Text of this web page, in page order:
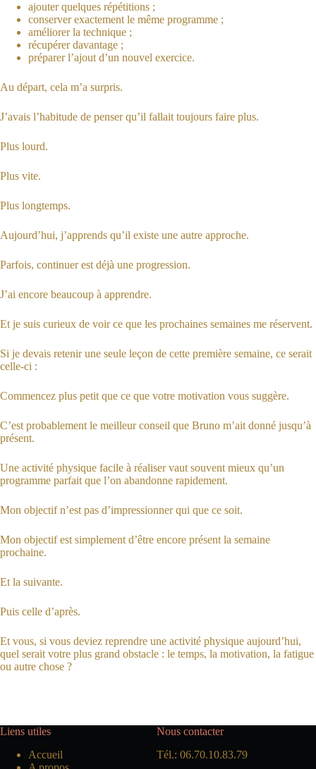
ajouter quelques répétitions ;
conserver exactement le même programme ;
améliorer la technique ;
récupérer davantage ;
préparer l’ajout d’un nouvel exercice.
Au départ, cela m’a surpris.
J’avais l’habitude de penser qu’il fallait toujours faire plus.
Plus lourd.
Plus vite.
Plus longtemps.
Aujourd’hui, j’apprends qu’il existe une autre approche.
Parfois, continuer est déjà une progression.
J’ai encore beaucoup à apprendre.
Et je suis curieux de voir ce que les prochaines semaines me réservent.
Si je devais retenir une seule leçon de cette première semaine, ce serait
celle-ci :
Commencez plus petit que ce que votre motivation vous suggère.
C’est probablement le meilleur conseil que Bruno m’ait donné jusqu’à
présent.
Une activité physique facile à réaliser vaut souvent mieux qu’un
programme parfait que l’on abandonne rapidement.
Mon objectif n’est pas d’impressionner qui que ce soit.
Mon objectif est simplement d’être encore présent la semaine
prochaine.
Et la suivante.
Puis celle d’après.
Et vous, si vous deviez reprendre une activité physique aujourd’hui,
quel serait votre plus grand obstacle : le temps, la motivation, la fatigue
ou autre chose ?
Liens utiles
Accueil
Nous contacter
Tél.: 06.70.10.83.79